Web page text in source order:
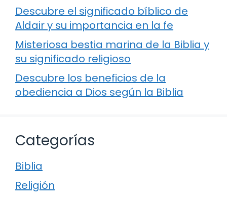
Descubre el significado bíblico de
Aldair y su importancia en la fe
Misteriosa bestia marina de la Biblia y
su significado religioso
Descubre los beneficios de la
obediencia a Dios según la Biblia
Categorías
Biblia
Religión